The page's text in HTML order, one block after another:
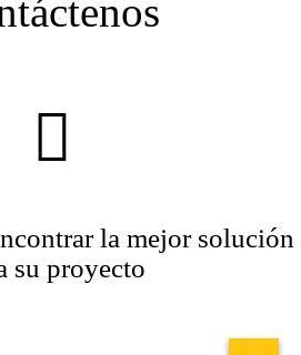
la mejor solución
su proyecto